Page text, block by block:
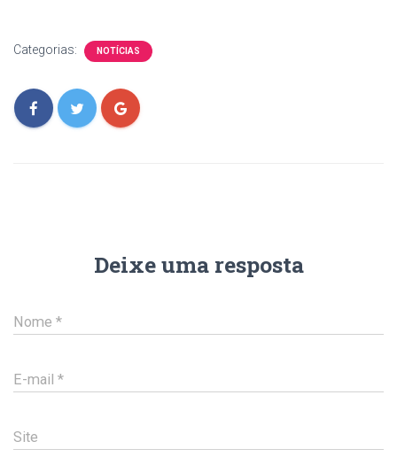
Categorias: NOTÍCIAS
Deixe uma resposta
Nome *
E-mail *
Site